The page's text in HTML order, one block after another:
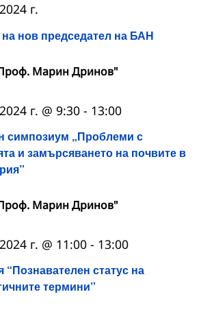
нов председател на БАН
г.
Марин Дринов"
симпозиум „Проблеми с
и замърсяването на почвите в
г. @ 9:30 - 13:00
Марин Дринов"
“Познавателен статус на
термини”
г. @ 11:00 - 13:00